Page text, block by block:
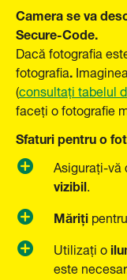
Camera se va
Secure-Code.
Dacă fotografia
fotografia.
(consultați tabelul
faceți o fotografie
Sfaturi pentru o
Asigurați-vă
vizibil.
Măriți
Utilizați o
este